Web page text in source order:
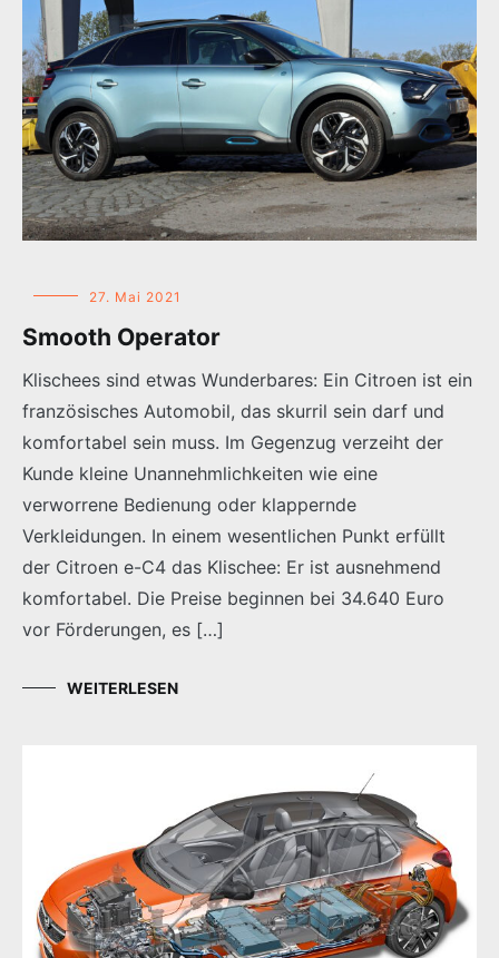
27. Mai 2021
Smooth Operator
Klischees sind etwas Wunderbares: Ein Citroen ist ein
französisches Automobil, das skurril sein darf und
komfortabel sein muss. Im Gegenzug verzeiht der
Kunde kleine Unannehmlichkeiten wie eine
verworrene Bedienung oder klappernde
Verkleidungen. In einem wesentlichen Punkt erfüllt
der Citroen e-C4 das Klischee: Er ist ausnehmend
komfortabel. Die Preise beginnen bei 34.640 Euro
vor Förderungen, es […]
WEITERLESEN